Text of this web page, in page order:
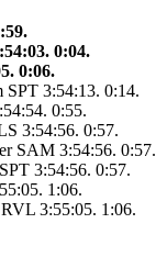
0:04.
0:06.
3:54:13. 0:14.
0:55.
3:54:56. 0:57.
SAM 3:54:56. 0:57.
3:54:56. 0:57.
1:06.
3:55:05. 1:06.